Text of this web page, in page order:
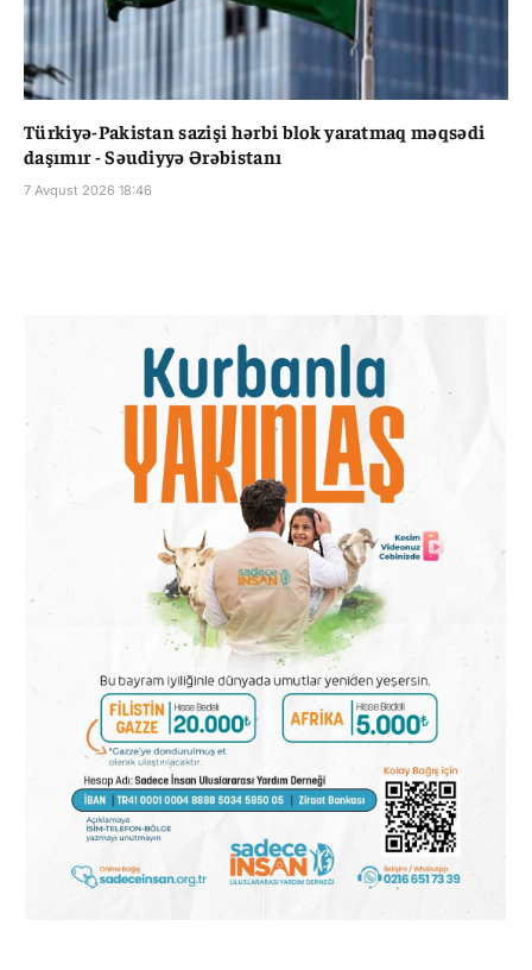
Türkiyə-Pakistan sazişi hərbi blok yaratmaq məqsədi
daşımır - Səudiyyə Ərəbistanı
7 Avqust 2026 18:46